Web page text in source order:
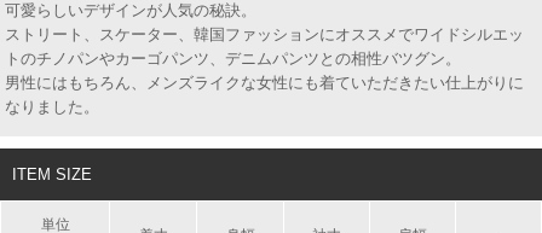
可愛らしいデザインが人気の秘訣。
ストリート、スケーター、韓国ファッションにオススメでワイドシルエッ
トのチノパンやカーゴパンツ、デニムパンツとの相性バツグン。
男性にはもちろん、メンズライクな女性にも着ていただきたい仕上がりに
なりました。
ITEM SIZE
単位